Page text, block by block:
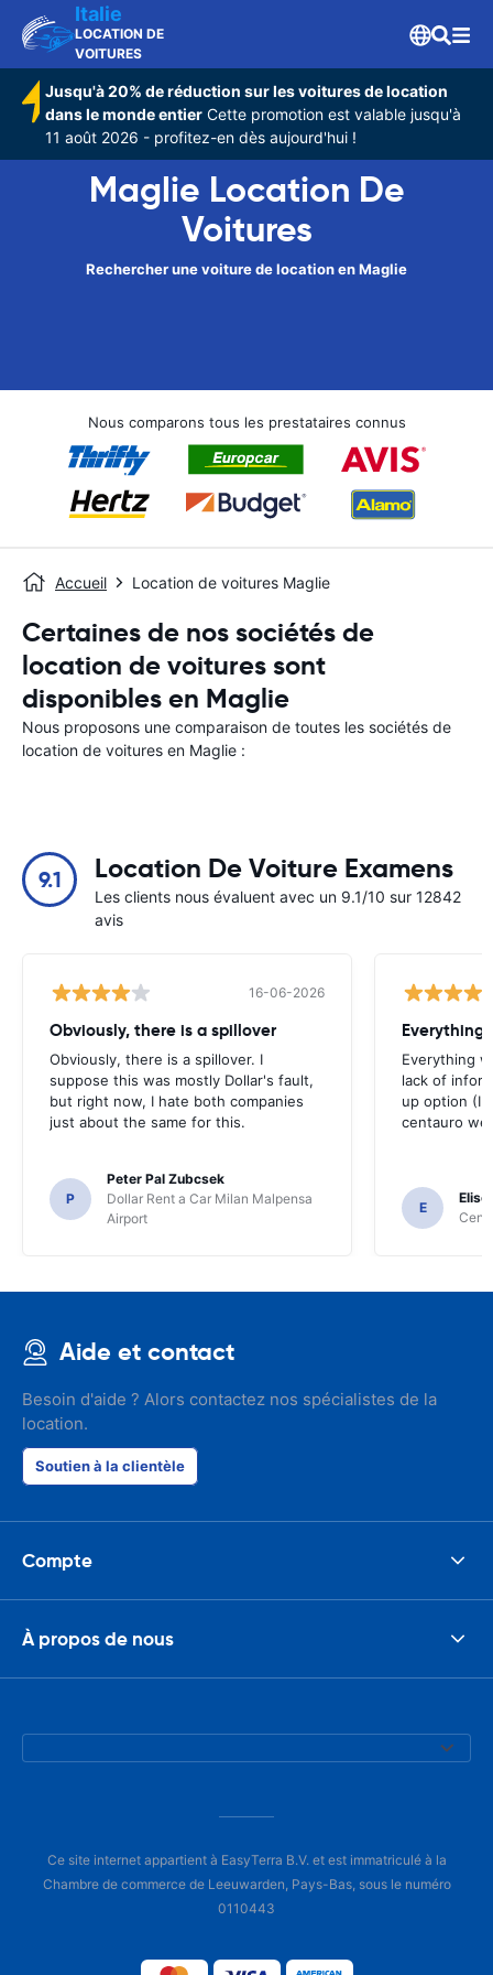
Italie
LOCATION DE
VOITURES
Jusqu'à 20% de réduction sur les voitures de location
dans le monde entier Cette promotion est valable jusqu'à
11 août 2026 - profitez-en dès aujourd'hui !
Maglie Location De
Voitures
Rechercher une voiture de location en Maglie
Nous comparons tous les prestataires connus
Accueil Location de voitures Maglie
Certaines de nos sociétés de
location de voitures sont
disponibles en Maglie
Nous proposons une comparaison de toutes les sociétés de
location de voitures en Maglie :
9.1 Location De Voiture Examens
Les clients nous évaluent avec un 9.1/10 sur 12842
avis
16-06-2026
Obviously, there is a spillover
Obviously, there is a spillover. I
suppose this was mostly Dollar's fault,
but right now, I hate both companies
just about the same for this.
P
Peter Pal Zubcsek
Dollar Rent a Car Milan Malpensa
Airport
Everything
Everything
lack of
up option (I
centauro
E
Aide et contact
Besoin d'aide ? Alors contactez nos spécialistes de la
location.
Soutien à la clientèle
Compte
À propos de nous
Ce site internet appartient à EasyTerra B.V. et est immatriculé à la
Chambre de commerce de Leeuwarden, Pays-Bas, sous le numéro
0110443